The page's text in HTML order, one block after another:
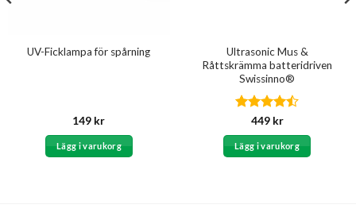
UV-Ficklampa för spårning
149 kr
Lägg i varukorg
Ultrasonic Mus &
Råttskrämma batteridriven
Swissinno®
Betygsatt
4.5av 5
449 kr
Lägg i varukorg